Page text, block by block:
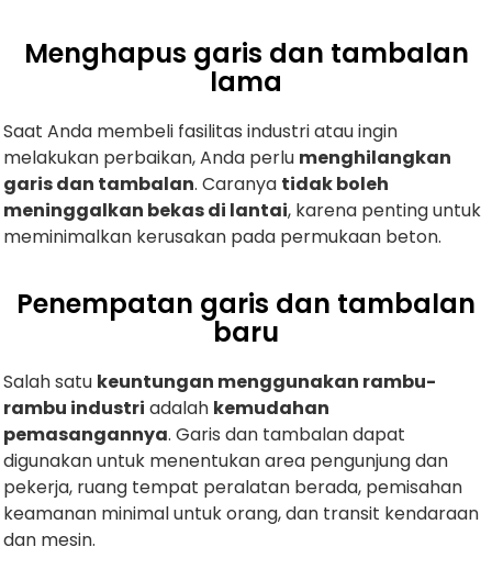
Menghapus garis dan tambalan
lama
Saat Anda membeli fasilitas industri atau ingin
melakukan perbaikan, Anda perlu menghilangkan
garis dan tambalan. Caranya tidak boleh
meninggalkan bekas di lantai, karena penting untuk
meminimalkan kerusakan pada permukaan beton.
Penempatan garis dan tambalan
baru
Salah satu keuntungan menggunakan rambu-
rambu industri adalah kemudahan
pemasangannya. Garis dan tambalan dapat
digunakan untuk menentukan area pengunjung dan
pekerja, ruang tempat peralatan berada, pemisahan
keamanan minimal untuk orang, dan transit kendaraan
dan mesin.